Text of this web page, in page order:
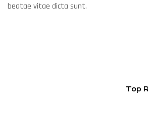
beatae vitae dicta sunt.
Top